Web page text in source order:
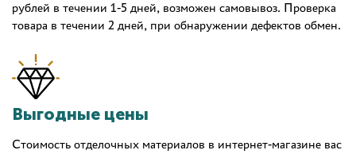
рублей в течении 1-5 дней, возможен самовывоз. Проверка
товара в течении 2 дней, при обнаружении дефектов обмен.
Выгодные цены
Стоимость отделочных материалов в интернет-магазине вас